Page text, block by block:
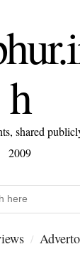
h
shared
2009